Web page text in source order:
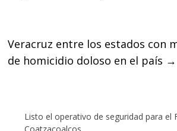
Veracruz entre los estados con
de homicidio doloso en el país →
Listo el operativo de seguridad para el